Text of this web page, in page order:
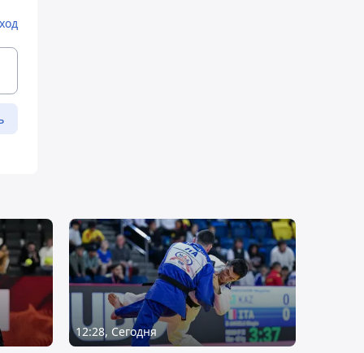
12:28, Сегодня